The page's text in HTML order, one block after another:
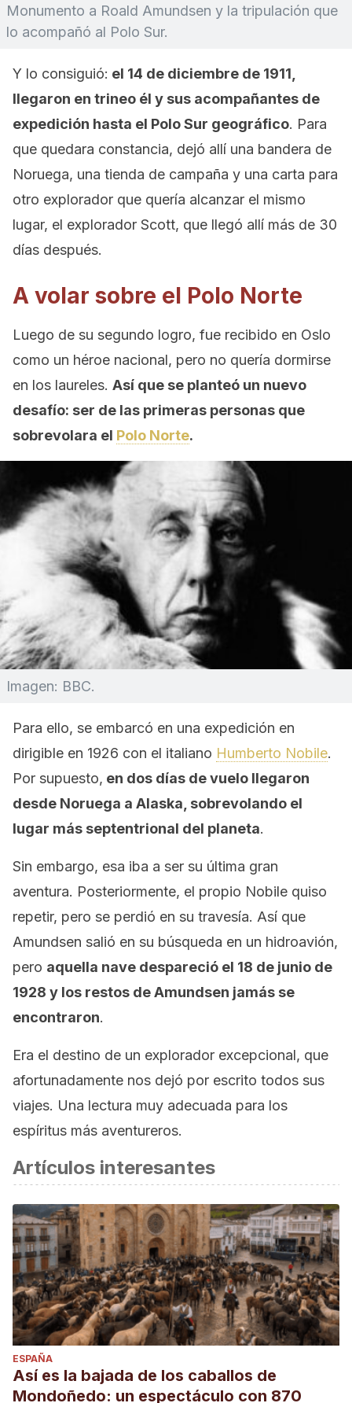
Monumento a Roald Amundsen y la tripulación que
lo acompañó al Polo Sur.
Y lo consiguió: el 14 de diciembre de 1911,
llegaron en trineo él y sus acompañantes de
expedición hasta el Polo Sur geográfico. Para
que quedara constancia, dejó allí una bandera de
Noruega, una tienda de campaña y una carta para
otro explorador que quería alcanzar el mismo
lugar, el explorador Scott, que llegó allí más de 30
días después.
A volar sobre el Polo Norte
Luego de su segundo logro, fue recibido en Oslo
como un héroe nacional, pero no quería dormirse
en los laureles. Así que se planteó un nuevo
desafío: ser de las primeras personas que
sobrevolara el Polo Norte.
Imagen: BBC.
Para ello, se embarcó en una expedición en
dirigible en 1926 con el italiano Humberto Nobile.
Por supuesto, en dos días de vuelo llegaron
desde Noruega a Alaska, sobrevolando el
lugar más septentrional del planeta.
Sin embargo, esa iba a ser su última gran
aventura. Posteriormente, el propio Nobile quiso
repetir, pero se perdió en su travesía. Así que
Amundsen salió en su búsqueda en un hidroavión,
pero aquella nave despareció el 18 de junio de
1928 y los restos de Amundsen jamás se
encontraron.
Era el destino de un explorador excepcional, que
afortunadamente nos dejó por escrito todos sus
viajes. Una lectura muy adecuada para los
espíritus más aventureros.
Artículos interesantes
ESPAÑA
Así es la bajada de los caballos de
Mondoñedo: un espectáculo con 870